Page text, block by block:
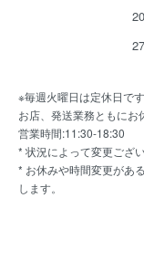
20
27
※毎週火曜日は定休日です
お店、発送業務ともにお
営業時間:11:30-18:30
* 状況によって変更ござ
* お休みや時間変更があ
します。